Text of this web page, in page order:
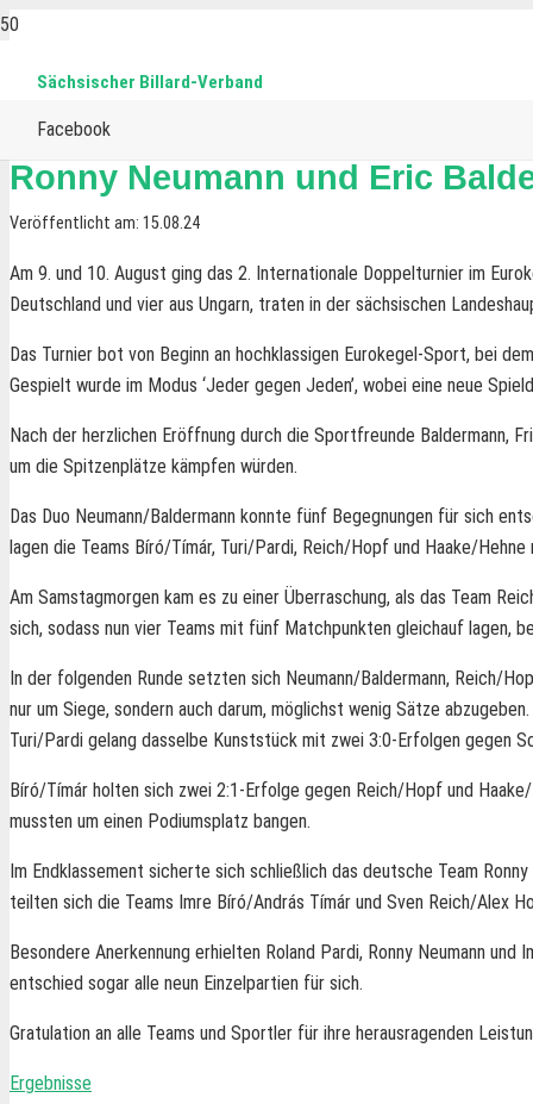
Sächsischer Billard-Verband
Facebook
Ronny Neumann und Eric
Veröffentlicht am: 15.08.24
Am 9. und 10. August ging das 2. Internationale Doppelturnier im
Deutschland und vier aus Ungarn, traten in der sächsischen
Das Turnier bot von Beginn an hochklassigen Eurokegel-Sport, bei
Gespielt wurde im Modus ‘Jeder gegen Jeden’, wobei eine neue
Nach der herzlichen Eröffnung durch die Sportfreunde Baldermann,
um die Spitzenplätze kämpfen würden.
Das Duo Neumann/Baldermann konnte fünf Begegnungen für sich
lagen die Teams Bíró/Tímár, Turi/Pardi, Reich/Hopf und Haake/
Am Samstagmorgen kam es zu einer Überraschung, als das Team
sich, sodass nun vier Teams mit fünf Matchpunkten gleichauf lagen,
In der folgenden Runde setzten sich Neumann/Baldermann, Reich/
nur um Siege, sondern auch darum, möglichst wenig Sätze
Turi/Pardi gelang dasselbe Kunststück mit zwei 3:0-Erfolgen gegen
Bíró/Tímár holten sich zwei 2:1-Erfolge gegen Reich/Hopf und
mussten um einen Podiumsplatz bangen.
Im Endklassement sicherte sich schließlich das deutsche Team
teilten sich die Teams Imre Bíró/András Tímár und Sven Reich/Alex
Besondere Anerkennung erhielten Roland Pardi, Ronny Neumann
entschied sogar alle neun Einzelpartien für sich.
Gratulation an alle Teams und Sportler für ihre herausragenden
Ergebnisse